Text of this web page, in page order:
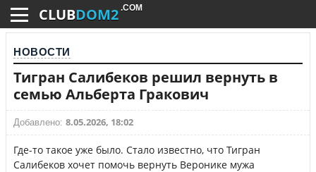
CLUBDOM2 .COM
НОВОСТИ
Тигран Салибеков решил вернуть в
семью Альберта Гракович
Добавлено: 8.05.2026, 18:02
Где-то такое уже было. Стало известно, что Тигран
Салибеков хочет помочь вернуть Веронике мужа